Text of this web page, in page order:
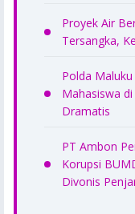
Proyek Air
Tersangka,
Polda
Mahasiswa
Dramatis
PT Ambon
Korupsi
Divonis